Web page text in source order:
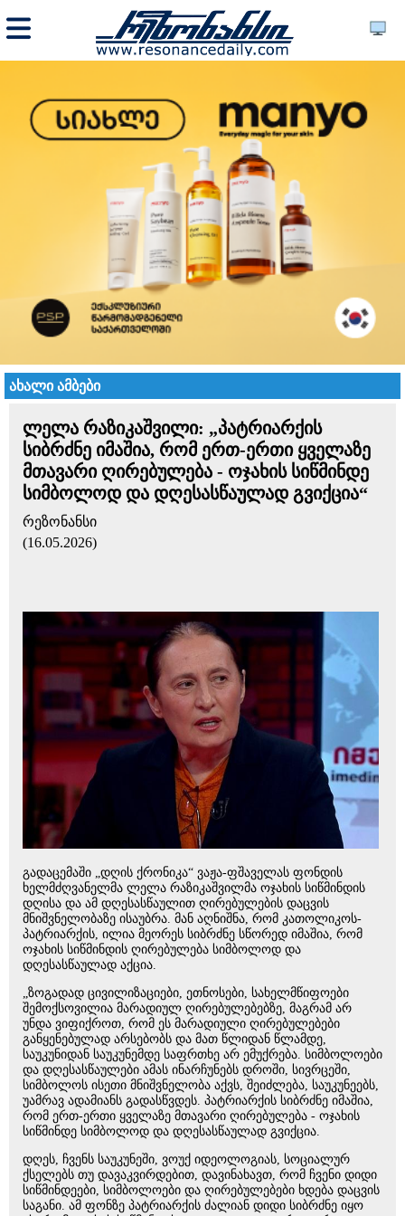
ახალი ამბები
ლელა რაზიკაშვილი: „პატრიარქის
სიბრძნე იმაშია, რომ ერთ-ერთი ყველაზე
მთავარი ღირებულება - ოჯახის სიწმინდე
სიმბოლოდ და დღესასწაულად გვიქცია“
რეზონანსი
(16.05.2026)
გადაცემაში „დღის ქრონიკა“ ვაჟა-ფშაველას ფონდის
ხელმძღვანელმა ლელა რაზიკაშვილმა ოჯახის სიწმინდის
დღისა და ამ დღესასწაულით ღირებულების დაცვის
მნიშვნელობაზე ისაუბრა. მან აღნიშნა, რომ კათოლიკოს-
პატრიარქის, ილია მეორეს სიბრძნე სწორედ იმაშია, რომ
ოჯახის სიწმინდის ღირებულება სიმბოლოდ და
დღესასწაულად აქცია.
„ზოგადად ცივილიზაციები, ეთნოსები, სახელმწიფოები
შემოქსოვილია მარადიულ ღირებულებებზე, მაგრამ არ
უნდა ვიფიქროთ, რომ ეს მარადიული ღირებულებები
განყენებულად არსებობს და მათ წლიდან წლამდე,
საუკუნიდან საუკუნემდე საფრთხე არ ემუქრება. სიმბოლოები
და დღესასწაულები ამას ინარჩუნებს დროში, სივრცეში,
სიმბოლოს ისეთი მნიშვნელობა აქვს, შეიძლება, საუკუნეებს,
უამრავ ადამიანს გადასწვდეს. პატრიარქის სიბრძნე იმაშია,
რომ ერთ-ერთი ყველაზე მთავარი ღირებულება - ოჯახის
სიწმინდე სიმბოლოდ და დღესასწაულად გვიქცია.
დღეს, ჩვენს საუკუნეში, ვოუქ იდეოლოგიას, სოციალურ
ქსელებს თუ დავაკვირდებით, დავინახავთ, რომ ჩვენი დიდი
სიწმინდეები, სიმბოლოები და ღირებულებები ხდება დაცვის
საგანი. ამ ფონზე პატრიარქის ძალიან დიდი სიბრძნე იყო